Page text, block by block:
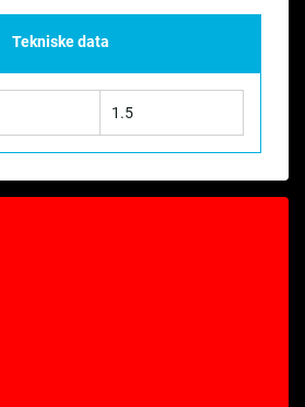
Tekniske data
1.5